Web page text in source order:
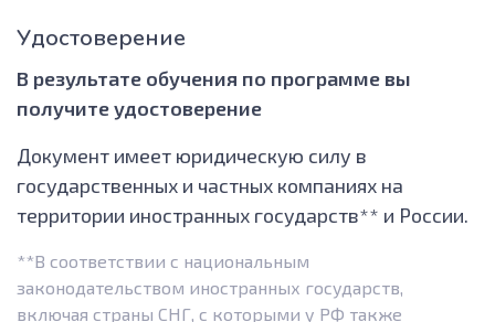
Удостоверение
В результате обучения по программе вы
получите удостоверение
Документ имеет юридическую силу в
государственных и частных компаниях на
территории иностранных государств** и России.
**В соответствии с национальным
законодательством иностранных государств,
включая страны СНГ, с которыми у РФ также